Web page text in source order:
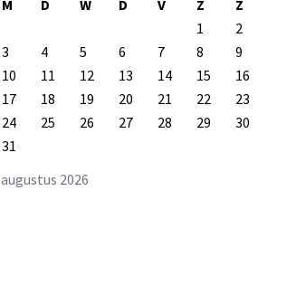
augustus 2026
M D W D V Z
Z
1
2
3
4 5 6 7 8
9
10
11 12 13 14 15
16
17
18 19 20 21 22
23
24
25 26 27 28 29
30
31